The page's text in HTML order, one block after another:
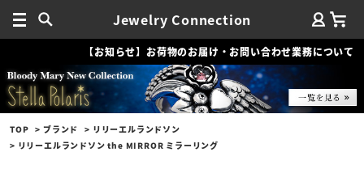
Jewelry Connection
【お知らせ】お荷物のお届け・お問い合わせ業務について
TOP ブランド
リリーエルランドソン
リリーエルランドソン the MIRROR ミラーリング